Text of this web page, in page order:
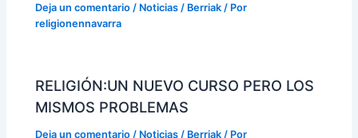
Deja un comentario / Noticias / Berriak / Por
religionennavarra
RELIGIÓN:UN NUEVO CURSO PERO LOS
MISMOS PROBLEMAS
Deja un comentario / Noticias / Berriak / Por